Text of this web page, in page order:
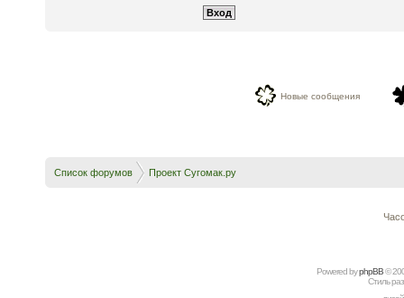
Новые сообщения
Список форумов Проект Сугомак.ру
Powered byрhрBВ©
Стиль